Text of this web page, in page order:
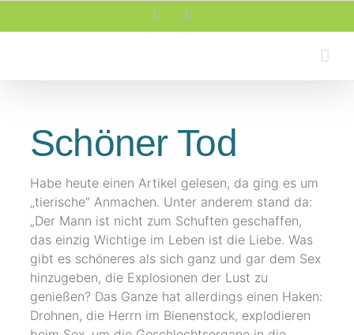
Inhalt
Facebook
Schöner Tod
Habe heute einen Artikel gelesen, da ging es um
„tierische“ Anmachen. Unter anderem stand da:
„Der Mann ist nicht zum Schuften geschaffen,
das einzig Wichtige im Leben ist die Liebe. Was
gibt es schöneres als sich ganz und gar dem Sex
hinzugeben, die Explosionen der Lust zu
genießen? Das Ganze hat allerdings einen Haken:
Drohnen, die Herrn im Bienenstock, explodieren